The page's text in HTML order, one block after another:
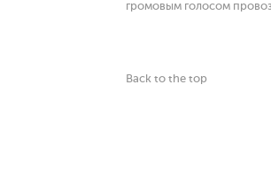
громовым голосом
Back to the top